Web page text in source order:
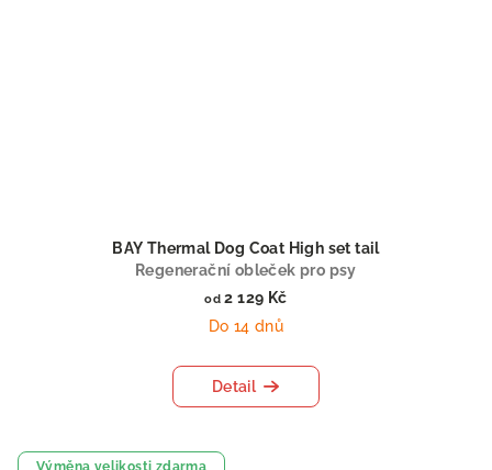
BAY Thermal Dog Coat High set tail
Regenerační obleček pro psy
od 2 129 Kč
Do 14 dnů
Detail
Výměna velikosti zdarma